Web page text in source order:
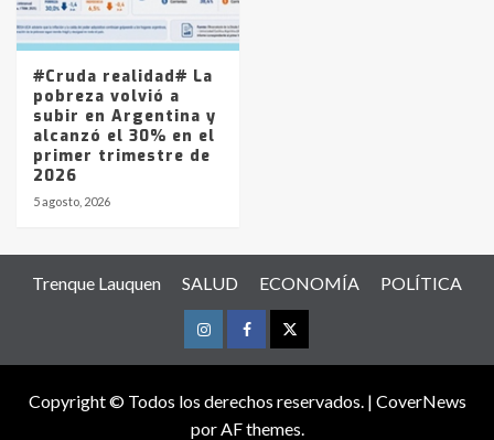
#Cruda realidad# La
pobreza volvió a
subir en Argentina y
alcanzó el 30% en el
primer trimestre de
2026
5 agosto, 2026
Trenque Lauquen SALUD ECONOMÍA POLÍTICA
InstagramFacebookTwitter
Copyright © Todos los derechos reservados. | CoverNews
por AF themes.